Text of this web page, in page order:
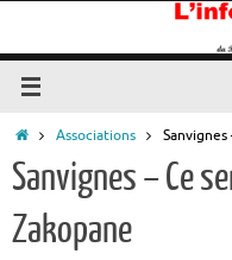
contenu
Accueil
Associations Sanvignes
Sanvignes – Ce
Zakopane